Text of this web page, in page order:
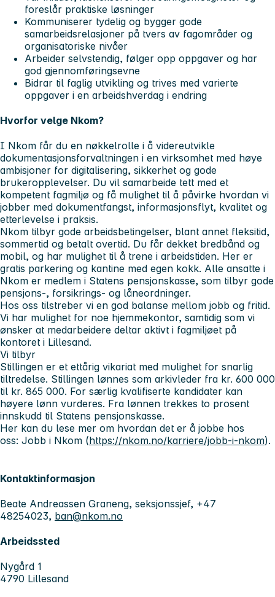
foreslår praktiske løsninger
Kommuniserer tydelig og bygger gode
samarbeidsrelasjoner på tvers av fagområder og
organisatoriske nivåer
Arbeider selvstendig, følger opp oppgaver og har
god gjennomføringsevne
Bidrar til faglig utvikling og trives med varierte
oppgaver i en arbeidshverdag i endring
Hvorfor velge Nkom?
I Nkom får du en nøkkelrolle i å videreutvikle
dokumentasjonsforvaltningen i en virksomhet med høye
ambisjoner for digitalisering, sikkerhet og gode
brukeropplevelser. Du vil samarbeide tett med et
kompetent fagmiljø og få mulighet til å påvirke hvordan vi
jobber med dokumentfangst, informasjonsflyt, kvalitet og
etterlevelse i praksis.
Nkom tilbyr gode arbeidsbetingelser, blant annet fleksitid,
sommertid og betalt overtid. Du får dekket bredbånd og
mobil, og har mulighet til å trene i arbeidstiden. Her er
gratis parkering og kantine med egen kokk. Alle ansatte i
Nkom er medlem i Statens pensjonskasse, som tilbyr gode
pensjons-, forsikrings- og låneordninger.
Hos oss tilstreber vi en god balanse mellom jobb og fritid.
Vi har mulighet for noe hjemmekontor, samtidig som vi
ønsker at medarbeidere deltar aktivt i fagmiljøet på
kontoret i Lillesand.
Vi tilbyr
Stillingen er et ettårig vikariat med mulighet for snarlig
tiltredelse. Stillingen lønnes som arkivleder fra kr. 600 000
til kr. 865 000. For særlig kvalifiserte kandidater kan
høyere lønn vurderes. Fra lønnen trekkes to prosent
innskudd til Statens pensjonskasse.
Her kan du lese mer om hvordan det er å jobbe hos
oss: Jobb i Nkom (https://nkom.no/karriere/jobb-i-nkom).
Kontaktinformasjon
Beate Andreassen Graneng, seksjonssjef, +47
48254023, ban@nkom.no
Arbeidssted
Nygård 1
4790 Lillesand